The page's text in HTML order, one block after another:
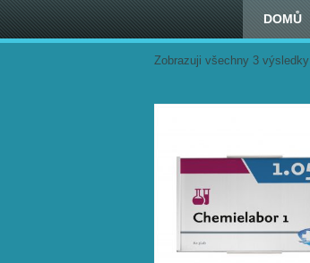
DOMŮ
Zobrazuji všechny 3 výsledky